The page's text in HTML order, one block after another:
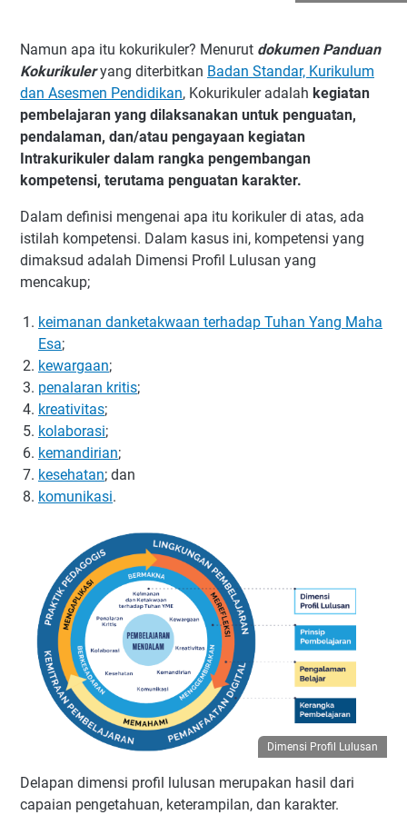
Namun apa itu kokurikuler? Menurut dokumen Panduan
Kokurikuleryang diterbitkan Badan Standar, Kurikulum
dan Asesmen Pendidikan, Kokurikuler adalah kegiatan
pembelajaran yang dilaksanakan untuk penguatan,
pendalaman, dan/atau pengayaan kegiatan
Intrakurikuler dalam rangka pengembangan
kompetensi, terutama penguatan karakter.
Dalam definisi mengenai apa itu korikuler di atas, ada
istilah kompetensi. Dalam kasus ini, kompetensi yang
dimaksud adalah Dimensi Profil Lulusan yang
mencakup;
keimanan danketakwaan terhadap Tuhan Yang Maha
Esa;
kewargaan;
penalaran kritis;
kreativitas;
kolaborasi;
kemandirian;
kesehatan; dan
komunikasi.
Dimensi Profil Lulusan
Delapan dimensi profil lulusan merupakan hasil dari
capaian pengetahuan, keterampilan, dan karakter.